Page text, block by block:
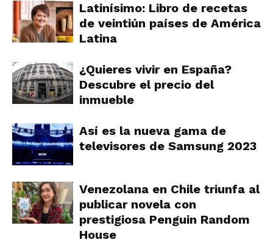
Latinísimo: Libro de recetas
de veintiún países de América
Latina
¿Quieres vivir en España?
Descubre el precio del
inmueble
Así es la nueva gama de
televisores de Samsung 2023
Venezolana en Chile triunfa al
publicar novela con
prestigiosa Penguin Random
House